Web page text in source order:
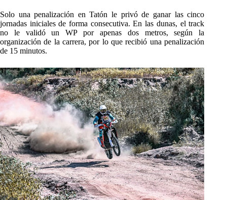
Solo una penalización en Tatón le privó de ganar las cinco
jornadas iniciales de forma consecutiva. En las dunas, el track
no le validó un WP por apenas dos metros, según la
organización de la carrera, por lo que recibió una penalización
de 15 minutos.